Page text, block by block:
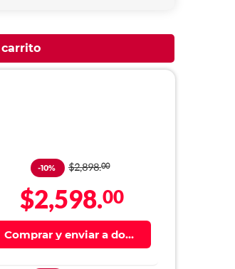
$2,598.00
-10% $2,898.00
Comprar y enviar a domi